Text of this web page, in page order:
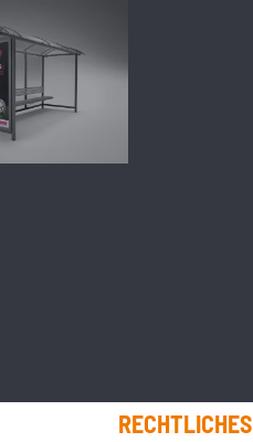
RECHTLICHES